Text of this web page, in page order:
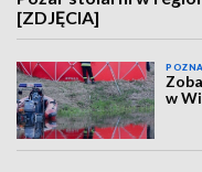
[ZDJĘCIA]
w